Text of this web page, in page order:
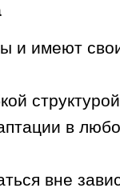
и имеют
в
вне